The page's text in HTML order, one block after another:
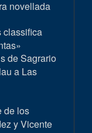
novellada
classifica
de Sagrario
a Las
de los
y Vicente